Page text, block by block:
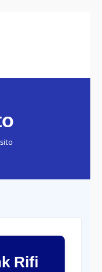
Rifi